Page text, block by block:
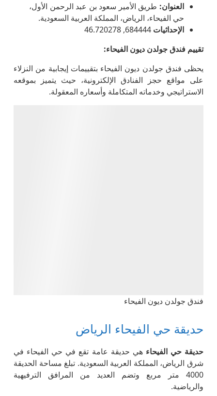
العنوان: طريق الأمير سعود بن عبد الرحمن الأول،
حي الفيحاء، الرياض، المملكة العربية السعودية.
الإحداثيات 684444, 46.720278
تقييم فندق جولدن ديون الفيحاء:
يحظى فندق جولدن ديون الفيحاء بتقييمات إيجابية من النزلاء
على مواقع حجز الفنادق الإلكترونية، حيث يتميز بموقعه
الاستراتيجي وخدماته المتكاملة وأسعاره المعقولة.
فندق جولدن ديون الفيحاء
حديقة حي الفيحاء الرياض
حديقة حي الفيحاء هي حديقة عامة تقع في حي الفيحاء في
شرق الرياض، المملكة العربية السعودية. تبلغ مساحة الحديقة
4000 متر مربع وتضم العديد من المرافق الترفيهية
والرياضية.